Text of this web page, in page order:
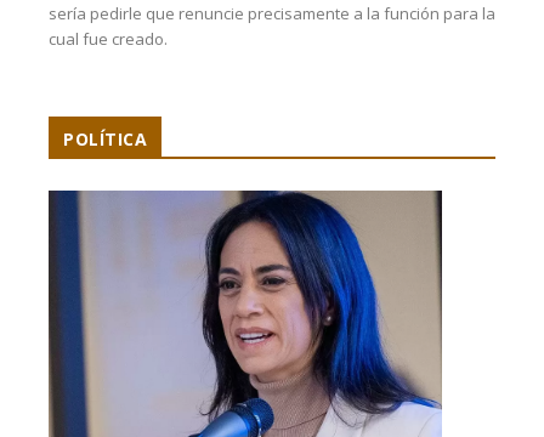
sería pedirle que renuncie precisamente a la función para la
cual fue creado.
POLÍTICA